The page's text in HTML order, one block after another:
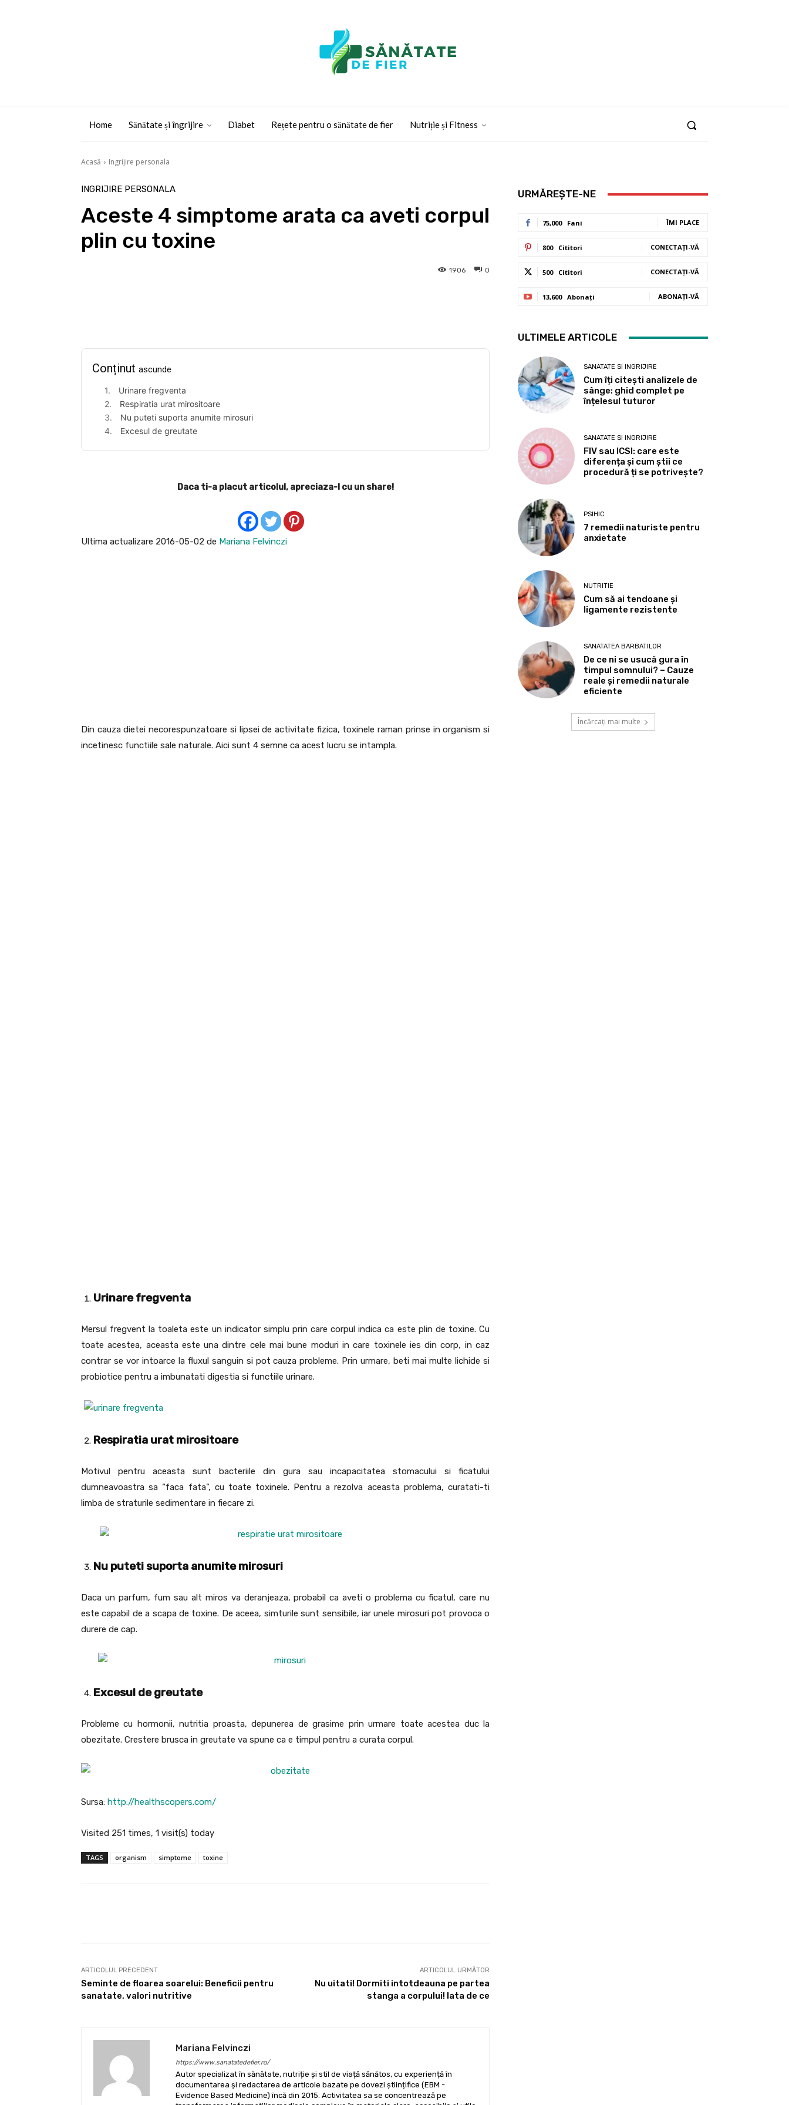
Home Sănătate și îngrijire Diabet Rețete pentru o sănătate de fier Nutriție și Fitness
Acasă Ingrijire personala
INGRIJIRE PERSONALA
Aceste 4 simptome arata ca aveti corpul
plin cu toxine
0
1906
Conținut ascunde
Urinare fregventa
Respiratia urat mirositoare
Nu puteti suporta anumite mirosuri
Excesul de greutate
Daca ti-a placut articolul, apreciaza-l cu un share!
Ultima actualizare 2016-05-02 de Mariana Felvinczi
Din cauza dietei necorespunzatoare si lipsei de activitate fizica, toxinele raman prinse in organism si
incetinesc functiile sale naturale. Aici sunt 4 semne ca acest lucru se intampla.
Urinare fregventa
Mersul fregvent la toaleta este un indicator simplu prin care corpul indica ca este plin de toxine. Cu
toate acestea, aceasta este una dintre cele mai bune moduri in care toxinele ies din corp, in caz
contrar se vor intoarce la fluxul sanguin si pot cauza probleme. Prin urmare, beti mai multe lichide si
probiotice pentru a imbunatati digestia si functiile urinare.
Respiratia urat mirositoare
Motivul pentru aceasta sunt bacteriile din gura sau incapacitatea stomacului si ficatului
dumneavoastra sa “faca fata”, cu toate toxinele. Pentru a rezolva aceasta problema, curatati-ti
limba de straturile sedimentare in fiecare zi.
Nu puteti suporta anumite mirosuri
Daca un parfum, fum sau alt miros va deranjeaza, probabil ca aveti o problema cu ficatul, care nu
este capabil de a scapa de toxine. De aceea, simturile sunt sensibile, iar unele mirosuri pot provoca o
durere de cap.
Excesul de greutate
Probleme cu hormonii, nutritia proasta, depunerea de grasime prin urmare toate acestea duc la
obezitate. Crestere brusca in greutate va spune ca e timpul pentru a curata corpul.
Sursa: http://healthscopers.com/
Visited 251 times, 1 visit(s) today
TAGS organism simptome toxine
ARTICOLUL PRECEDENT
Seminte de floarea soarelui: Beneficii pentru
sanatate, valori nutritive
ARTICOLUL URMĂTOR
Nu uitati! Dormiti intotdeauna pe partea
stanga a corpului! Iata de ce
Mariana Felvinczi
https://www.sanatatedefier.ro/
Autor specializat în sănătate, nutriție și stil de viață sănătos, cu experiență în
documentarea și redactarea de articole bazate pe dovezi științifice (EBM -
Evidence Based Medicine) încă din 2015. Activitatea sa se concentrează pe
URMĂREȘTE-NE
75,000 Fani ÎMI PLACE
800 Cititori CONECTAȚI-VĂ
500 Cititori CONECTAȚI-VĂ
13,600 Abonați ABONAȚI-VĂ
ULTIMELE ARTICOLE
SANATATE SI INGRIJIRE
Cum îți citești analizele de
sânge: ghid complet pe
înțelesul tuturor
SANATATE SI INGRIJIRE
FIV sau ICSI: care este
diferența și cum știi ce
procedură ți se potrivește?
PSIHIC
7 remedii naturiste pentru
anxietate
NUTRITIE
Cum să ai tendoane şi
ligamente rezistente
SANATATEA BARBATILOR
De ce ni se usucă gura în
timpul somnului? – Cauze
reale și remedii naturale
eficiente
Încărcați mai multe